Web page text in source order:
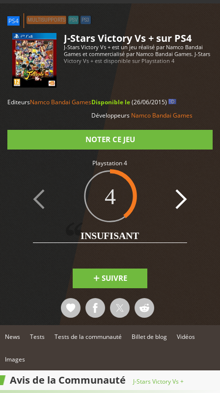
PS4 MULTISUPPORTS PSV PS3
J-Stars Victory Vs + sur PS4
J-Stars Victory Vs + est un jeu réalisé par Namco Bandai
Games et commercialisé par Namco Bandai Games. J-Stars
Victory Vs + est disponible sur Playstation 4
EditeursNamco Bandai GamesDisponible le(26/06/2015)
Développeurs Namco Bandai Games
NOTER CE JEU
Playstation 4
4
INSUFISANT
SUIVRE
News Tests Tests de la communauté Billet de blog Vidéos
Images
Avis de la Communauté J-Stars Victory Vs +